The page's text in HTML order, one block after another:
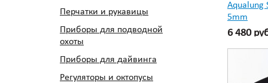
Перчатки и рукавицы
Приборы для подводной
охоты
Приборы для дайвинга
Регуляторы и октопусы
Aqualung
5mm
6 480